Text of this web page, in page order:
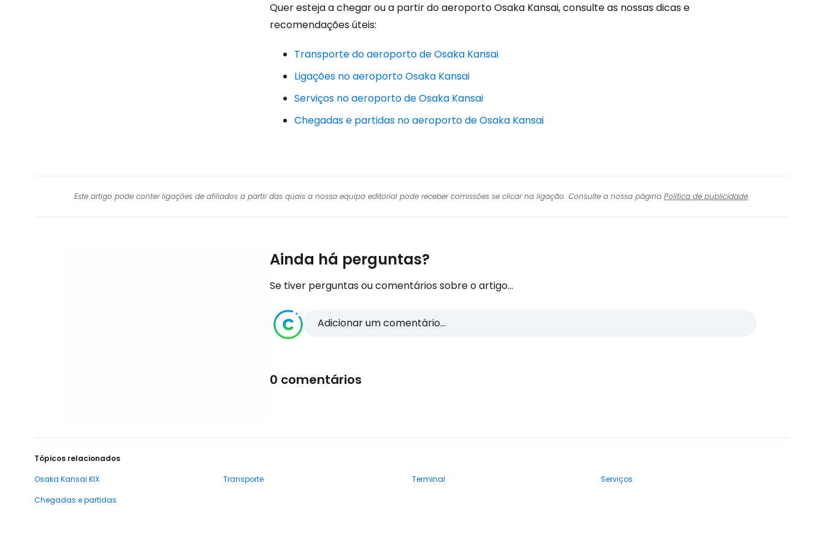
Quer esteja a chegar ou a partir do aeroporto Osaka Kansai, consulte as nossas dicas e
recomendações úteis:
Transporte do aeroporto de Osaka Kansai
Ligações no aeroporto Osaka Kansai
Serviços no aeroporto de Osaka Kansai
Chegadas e partidas no aeroporto de Osaka Kansai
Este artigo pode conter ligações de afiliados a partir das quais a nossa equipa editorial pode receber comissões se clicar na ligação. Consulte a nossa página Política de publicidade.
Ainda há perguntas?
Se tiver perguntas ou comentários sobre o artigo...
Adicionar um comentário...
0 comentários
Tópicos relacionados
Osaka Kansai KIX
Transporte Terminal
Serviços
Chegadas e partidas